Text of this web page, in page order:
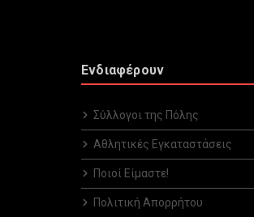
Ενδιαφέρουν
Σύλλογοι της Πόλης
Αθλητικές Εγκαταστάσεις
Ποιοί Είμαστε!
Πολιτική Απορρήτου